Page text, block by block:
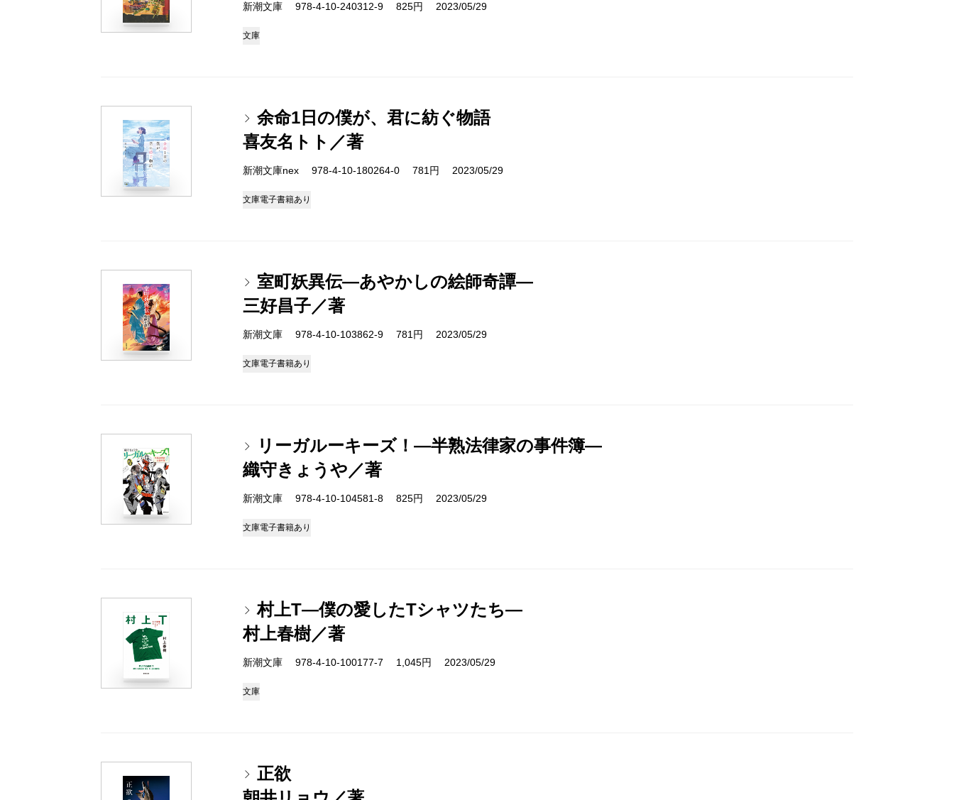
新潮文庫 978-4-10-240312-9 825円 2023/05/29
文庫
余命1日の僕が、君に紡ぐ物語
喜友名トト／著
新潮文庫nex 978-4-10-180264-0 781円 2023/05/29
文庫電子書籍あり
室町妖異伝―あやかしの絵師奇譚―
三好昌子／著
新潮文庫 978-4-10-103862-9 781円 2023/05/29
文庫電子書籍あり
リーガルーキーズ！―半熟法律家の事件簿―
織守きょうや／著
新潮文庫 978-4-10-104581-8 825円 2023/05/29
文庫電子書籍あり
村上T―僕の愛したTシャツたち―
村上春樹／著
新潮文庫 978-4-10-100177-7 1,045円 2023/05/29
文庫
正欲